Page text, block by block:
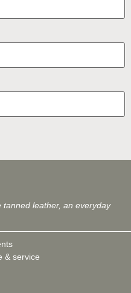
leather, an everyday
& service